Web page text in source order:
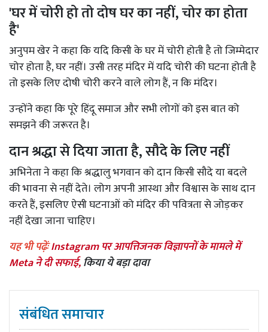
'घर में चोरी हो तो दोष घर का नहीं, चोर का होता
है'
अनुपम खेर ने कहा कि यदि किसी के घर में चोरी होती है तो जिम्मेदार
चोर होता है, घर नहीं। उसी तरह मंदिर में यदि चोरी की घटना होती है
तो इसके लिए दोषी चोरी करने वाले लोग हैं, न कि मंदिर।
उन्होंने कहा कि पूरे हिंदू समाज और सभी लोगों को इस बात को
समझने की जरूरत है।
दान श्रद्धा से दिया जाता है, सौदे के लिए नहीं
अभिनेता ने कहा कि श्रद्धालु भगवान को दान किसी सौदे या बदले
की भावना से नहीं देते। लोग अपनी आस्था और विश्वास के साथ दान
करते हैं, इसलिए ऐसी घटनाओं को मंदिर की पवित्रता से जोड़कर
नहीं देखा जाना चाहिए।
यह भी पढ़ेंःInstagram पर आपत्तिजनक विज्ञापनों के मामले में
Meta ने दी सफाई,किया ये बड़ा दावा
संबंधित समाचार